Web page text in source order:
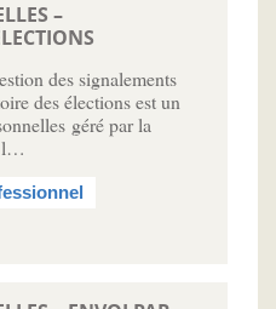
–
des signalements
des élections est un
géré par la
l…